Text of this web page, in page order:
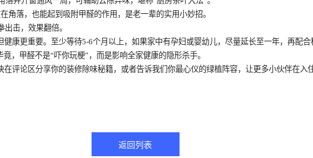
角落，也能起到吸附甲醛的作用，是老一辈的实用小妙招。
出击，效果翻倍。
健康更重要。至少等待5-6个月以上，如果家中有孕妇或婴幼儿，尽量延长至一年，再配
，甲醛不是“吓你玩梗”，而是影响全家健康的隐形杀手。
评论区分享你的装修除味秘籍，或者告诉我们你最心仪的绿植阵容，让更多小伙伴在入
返回列表